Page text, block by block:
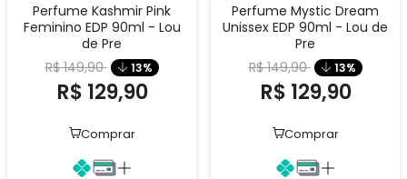
Perfume Kashmir Pink
Feminino EDP 90ml - Lou
de Pre
R$ 149,90
13%
R$ 129,90
Comprar
Perfume Mystic Dream
Unissex EDP 90ml - Lou de
Pre
R$ 149,90
13%
R$ 129,90
Comprar